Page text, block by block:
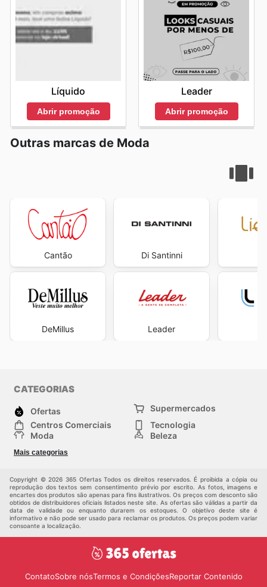
Líquido
Abrir promoção
Leader
Abrir promoção
Outras marcas de Moda
Cantão
DeMillus
Di Santinni
Leader
CATEGORIAS
Ofertas
Supermercados
Centros Comerciais
Tecnologia
Moda
Beleza
Construção e jardinagem
Mais categorias
Copyright © 2026 365 Ofertas Todos os direitos reservados. É proibida a cópia ou
reprodução dos textos sem consentimento prévio por escrito. As fotos, imagens e
encartes dos produtos são apenas para fins ilustrativos. Os preços com desconto são
obtidos de distribuidores oficiais listados neste site. As ofertas são válidas a partir da
data de validade ou enquanto durarem os estoques. O objetivo deste site é
informativo e não pode ser usado para reclamar os produtos. Os preços podem variar
consoante a localização.
ContatoSobre nósTermos e CondiçõesReportar Contenido